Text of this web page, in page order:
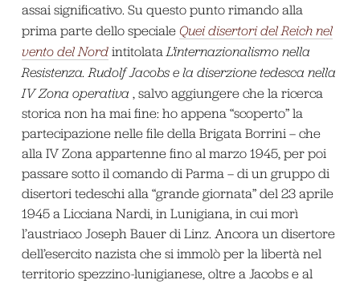
assai significativo. Su questo punto rimando alla
prima parte dello speciale Quei disertori del Reich nel
vento del Nordintitolata L’internazionalismo nella
Resistenza. Rudolf Jacobs e la diserzione tedesca nella
IV Zona operativa , salvo aggiungere che la ricerca
storica non ha mai fine: ho appena “scoperto” la
partecipazione nelle file della Brigata Borrini – che
alla IV Zona appartenne fino al marzo 1945, per poi
passare sotto il comando di Parma – di un gruppo di
disertori tedeschi alla “grande giornata” del 23 aprile
1945 a Licciana Nardi, in Lunigiana, in cui morì
l’austriaco Joseph Bauer di Linz. Ancora un disertore
dell’esercito nazista che si immolò per la libertà nel
territorio spezzino-lunigianese, oltre a Jacobs e al